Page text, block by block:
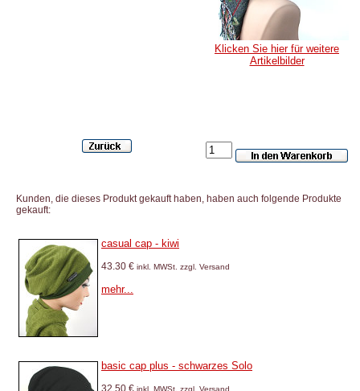
Klicken Sie hier für weitere
Artikelbilder
Kunden, die dieses Produkt gekauft haben, haben auch folgende Produkte
gekauft:
casual cap - kiwi
43.30 € inkl. MWSt. zzgl. Versand
mehr...
basic cap plus - schwarzes Solo
32.50 € inkl. MWSt. zzgl. Versand